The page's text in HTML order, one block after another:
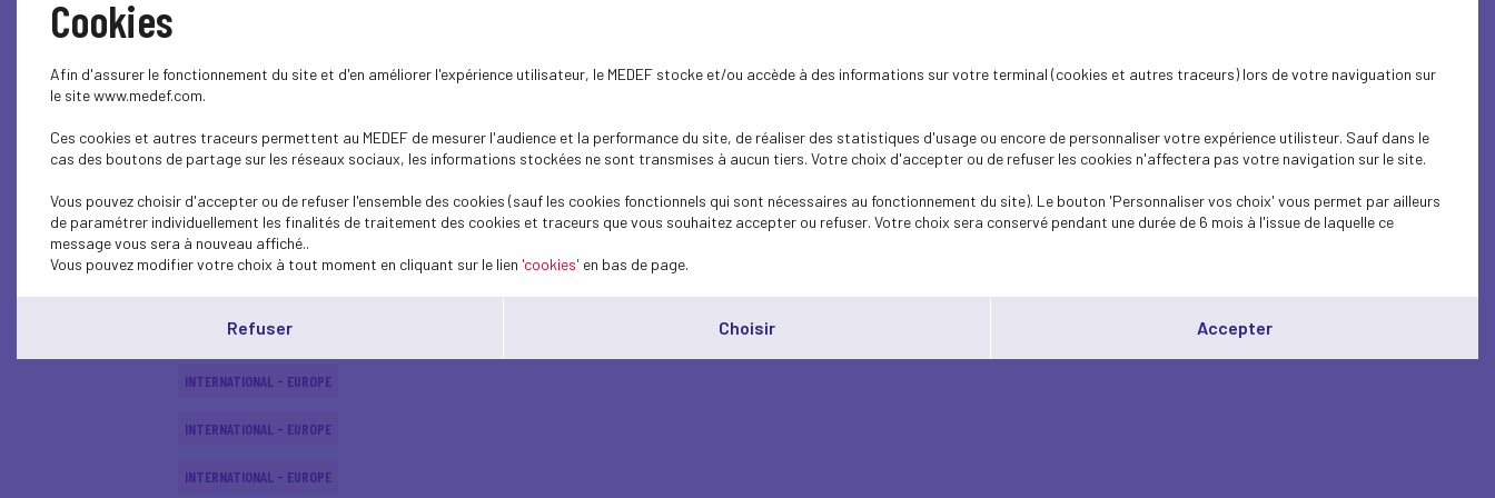
ECONOMY
ECONOMY
ECONOMY
INTERNATIONAL - EUROPE
INTERNATIONAL - EUROPE
INTERNATIONAL - EUROPE
INTERNATIONAL - EUROPE
Cookies
Afin d'assurer le fonctionnement du site et d'en améliorer l'expérience utilisateur, le MEDEF stocke et/ou accède à des informations sur votre terminal (cookies et autres traceurs) lors de votre naviguation sur
le site www.medef.com.
Ces cookies et autres traceurs permettent au MEDEF de mesurer l'audience et la performance du site, de réaliser des statistiques d'usage ou encore de personnaliser votre expérience utilisteur. Sauf dans le
cas des boutons de partage sur les réseaux sociaux, les informations stockées ne sont transmises à aucun tiers. Votre choix d'accepter ou de refuser les cookies n'affectera pas votre navigation sur le site.
Vous pouvez choisir d'accepter ou de refuser l'ensemble des cookies (sauf les cookies fonctionnels qui sont nécessaires au fonctionnement du site). Le bouton 'Personnaliser vos choix' vous permet par ailleurs
de paramétrer individuellement les finalités de traitement des cookies et traceurs que vous souhaitez accepter ou refuser. Votre choix sera conservé pendant une durée de 6 mois à l'issue de laquelle ce
message vous sera à nouveau affiché..
Vous pouvez modifier votre choix à tout moment en cliquant sur le lien 'cookies' en bas de page.
Refuser Choisir Accepter